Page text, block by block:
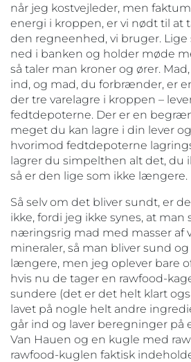
når jeg kostvejleder, men
energi i kroppen, er vi nødt til at
den regneenhed, vi bruger.
ned i banken og holder møde
så taler man kroner og ører.
ind, og mad, du forbrænder, er
der tre varelagre i kroppen –
fedtdepoterne. Der er en
meget du kan lagre i din lever
hvorimod fedtdepoterne
lagrer du simpelthen alt det, du
så er den lige som ikke længere.
Så selv om det bliver sundt, er
ikke, fordi jeg ikke synes, at man
næringsrig mad med masser af
mineraler, så man bliver sund
længere, men jeg oplever bare
hvis nu de tager en rawfood-
sundere (det er det helt klart
lavet på nogle helt andre
går ind og laver beregninger på
Van Hauen og en kugle med
rawfood-kuglen faktisk